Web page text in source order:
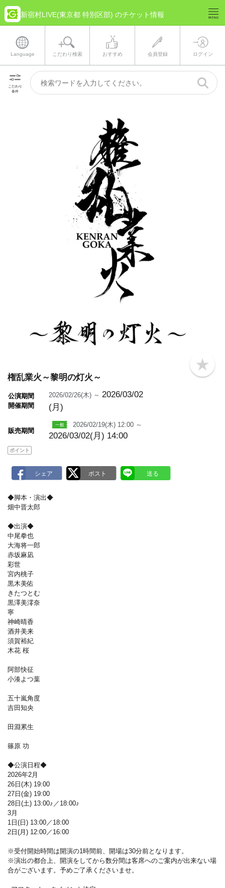
新宿村LIVE(東京都 特別区部) のチケット情報
Language こだわり検索 おすすめ 会員登録 ログイン
こだわり
条件
b
o
権乱業火～黎明の灯火～
公演期間
開催期間
2026/02/26(木) ～ 2026/03/02
(月)
販売期間
2026/02/19(木) 12:00 ～
2026/03/02(月) 14:00
ポイント
◆脚本・演出◆
畑中晋太郎
◆出演◆
中尾拳也
大海将一郎
赤坂麻凪
彩世
宮内桃子
黒木美佑
きたつとむ
黒澤美澪奈
寧
神崎晴香
酒井美来
須賀裕紀
木花 桜
阿部快征
小湊よつ葉
五十嵐角度
吉田知央
田淵累生
篠原 功
◆公演日程◆
2026年2月
26日(木) 19:00
27日(金) 19:00
28日(土) 13:00♪／18:00♪
3月
1日(日) 13:00／18:00
2日(月) 12:00／16:00
※受付開始時間は開演の1時間前、開場は30分前となります。
※演出の都合上、開演をしてから数分間は客席へのご案内が出来ない場
合がございます。予めご了承くださいませ。